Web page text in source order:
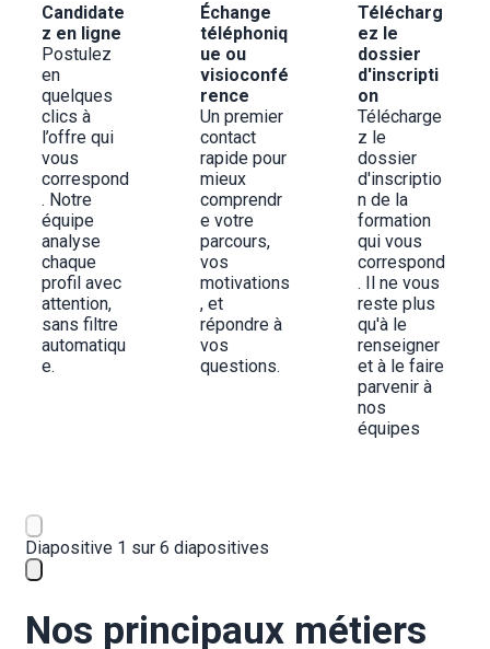
Candidate
z en ligne
Postulez
en
quelques
clics à
l’offre qui
vous
correspond
. Notre
équipe
analyse
chaque
profil avec
attention,
sans filtre
automatiqu
e.
Échange
téléphoniq
ue ou
visioconfé
rence
Un premier
contact
rapide pour
mieux
comprendr
e votre
parcours,
vos
motivations
, et
répondre à
vos
questions.
Télécharg
ez le
dossier
d'inscripti
on
Télécharge
z le
dossier
d'inscriptio
n de la
formation
qui vous
correspond
. Il ne vous
reste plus
qu'à le
renseigner
et à le faire
parvenir à
nos
équipes
Diapositive 1 sur 6 diapositives
Nos principaux métiers